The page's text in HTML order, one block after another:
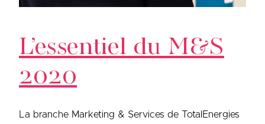
L’essentiel du M&S
2020
La branche Marketing & Services de TotalEnergies